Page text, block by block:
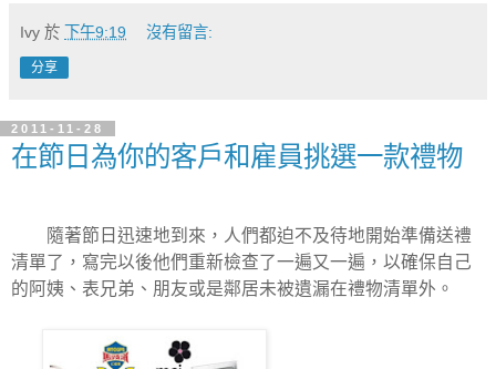
Ivy 於 下午9:19 沒有留言:
分享
2011-11-28
在節日為你的客戶和雇員挑選一款禮物
隨著節日迅速地到來，人們都迫不及待地開始準備送禮
清單了，寫完以後他們重新檢查了一遍又一遍，以確保自己
的阿姨、表兄弟、朋友或是鄰居未被遺漏在禮物清單外。